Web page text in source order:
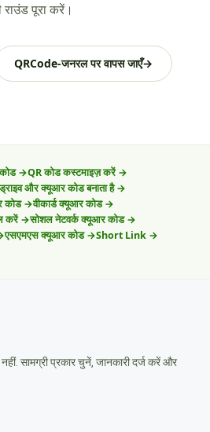
राउंड पूरा करें।
QRCode-जनरल पर वापस जाएँ→
→QR कोड कस्टमाइज़ करें →
और क्यूआर कोड बनाता है →
कोड →वीकार्ड क्यूआर कोड →
करें →सोशल नेटवर्क क्यूआर कोड →
एसएमएस क्यूआर कोड →Short Link →
सामग्री प्रकार चुनें, जानकारी दर्ज करें और